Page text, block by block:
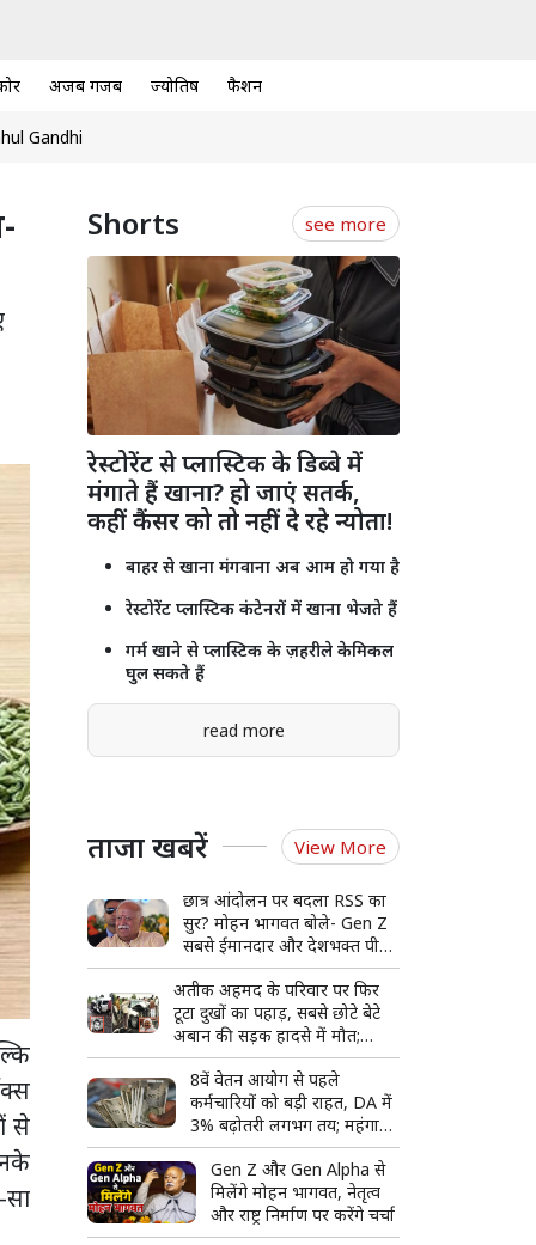
अजब गजब ज्योतिष फैशन
Gandhi
से
Shorts see more
रेस्टोरेंट से प्लास्टिक के डिब्बे में
मंगाते हैं खाना? हो जाएं सतर्क,
कहीं कैंसर को तो नहीं दे रहे न्योता!
बाहर से खाना मंगवाना अब आम हो गया है
रेस्टोरेंट प्लास्टिक कंटेनरों में खाना भेजते हैं
गर्म खाने से प्लास्टिक के ज़हरीले केमिकल
घुल सकते हैं
read more
ताजा खबरें View More
छात्र आंदोलन पर बदला RSS का
सुर? मोहन भागवत बोले- Gen Z
सबसे ईमानदार और देशभक्त पीढ़ी,
संवाद की कमी से हुआ आंदोलन
अतीक अहमद के परिवार पर फिर
टूटा दुखों का पहाड़, सबसे छोटे बेटे
अबान की सड़क हादसे में मौत;
अपराध से सत्ता तक और फिर
बिखरते कुनबे की पूरी कहानी
8वें वेतन आयोग से पहले
कर्मचारियों को बड़ी राहत, DA में
3% बढ़ोतरी लगभग तय; महंगाई
भत्ता 63% पहुंचने की उम्मीद
Gen Z और Gen Alpha से
मिलेंगे मोहन भागवत, नेतृत्व
और राष्ट्र निर्माण पर करेंगे चर्चा